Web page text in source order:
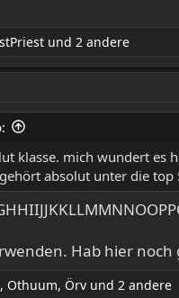
und 2 andere
klasse. mich wundert es
absolut unter die top
Hab hier
, Othuum, Örv und 2 andere